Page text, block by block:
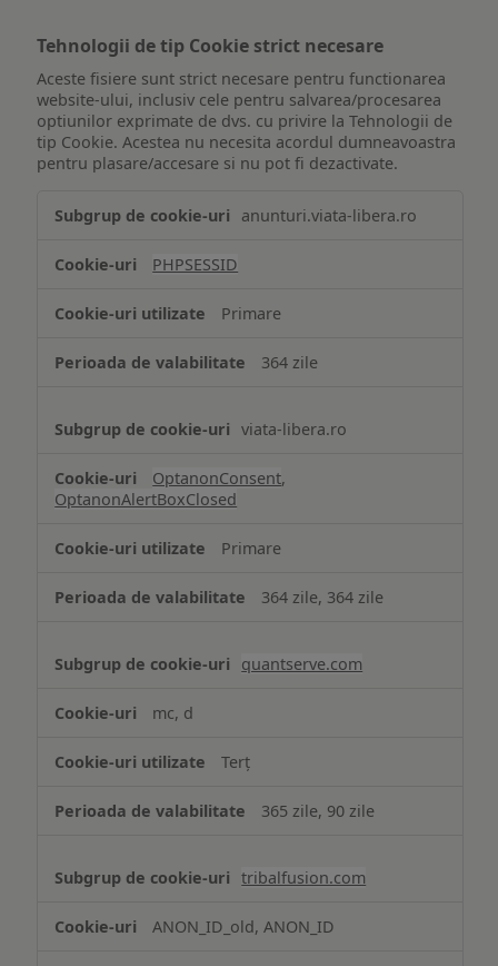
Tehnologii de tip Cookie strict necesare
Aceste fisiere sunt strict necesare pentru functionarea
website-ului, inclusiv cele pentru salvarea/procesarea
optiunilor exprimate de dvs. cu privire la Tehnologii de
tip Cookie. Acestea nu necesita acordul dumneavoastra
pentru plasare/accesare si nu pot fi dezactivate.
de
Cookie
necesare
anunturi.viata-libera.ro
PHPSESSID
Primare
364 zile
viata-libera.ro
OptanonConsent,
OptanonAlertBoxClosed
Primare
364 zile, 364 zile
quantserve.com
mc, d
Terț
365 zile, 90 zile
tribalfusion.com
ANON_ID_old, ANON_ID